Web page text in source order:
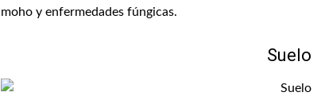
moho y enfermedades fúngicas.
Suelo